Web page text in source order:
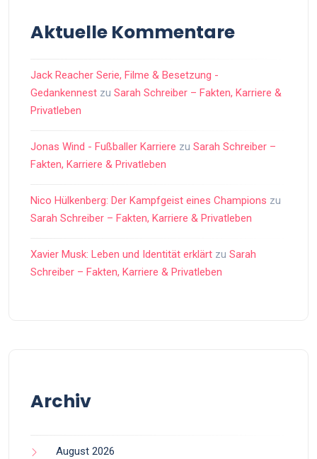
Aktuelle Kommentare
Jack Reacher Serie, Filme & Besetzung -
Gedankennest zu Sarah Schreiber – Fakten, Karriere &
Privatleben
Jonas Wind - Fußballer Karriere zu Sarah Schreiber –
Fakten, Karriere & Privatleben
Nico Hülkenberg: Der Kampfgeist eines Champions zu
Sarah Schreiber – Fakten, Karriere & Privatleben
Xavier Musk: Leben und Identität erklärt zu Sarah
Schreiber – Fakten, Karriere & Privatleben
Archiv
August 2026